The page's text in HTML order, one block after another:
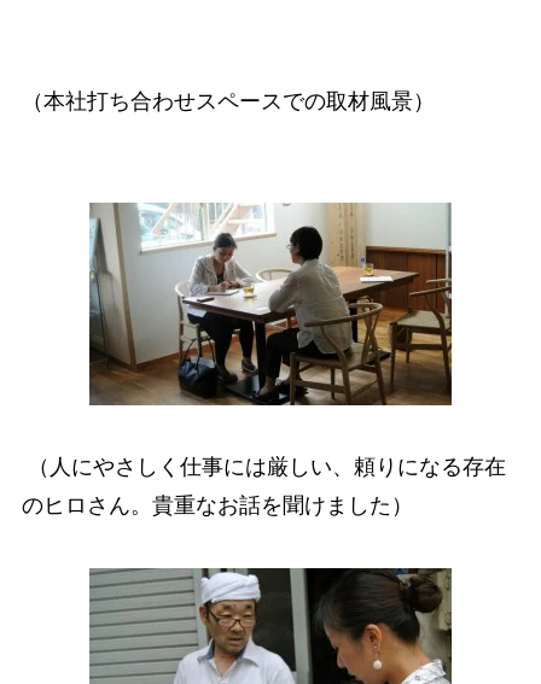
（本社打ち合わせスペースでの取材風景）
（人にやさしく仕事には厳しい、頼りになる存在
のヒロさん。貴重なお話を聞けました）